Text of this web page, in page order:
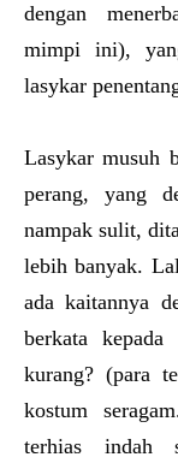
dengan
mimpi ini),
lasykar
Lasykar musuh
perang, yang
nampak sulit,
lebih banyak.
ada kaitannya
berkata
kurang? (para
kostum
terhias indah